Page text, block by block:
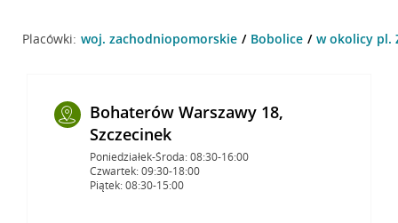
Placówki: woj. zachodniopomorskie Bobolice w okolicy pl.
Bohaterów Warszawy 18,
Szczecinek
Poniedziałek-Środa: 08:30-16:00
Czwartek: 09:30-18:00
Piątek: 08:30-15:00